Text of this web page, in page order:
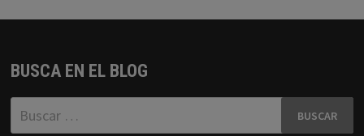
BUSCA EN EL BLOG
Buscar: